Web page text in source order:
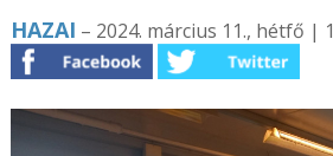
HAZAI – 2024. március 11., hétfő |